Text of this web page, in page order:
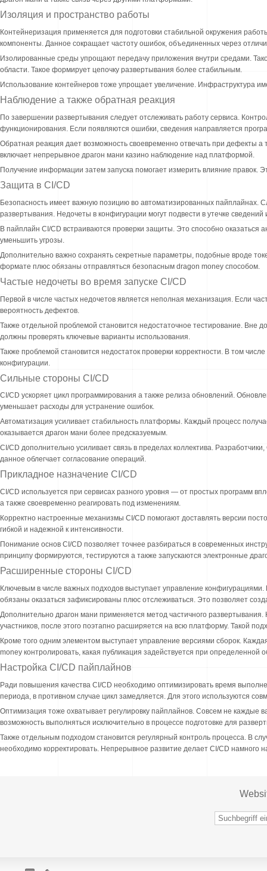
Изоляция и пространство работы
Контейнеризация применяется для подготовки стабильной окружения
компоненты. Данное сокращает частоту ошибок, объединенных через
Изолированные среды упрощают передачу приложения внутри средами.
области. Такое формирует цепочку развертывания более стабильным.
Использование контейнеров тоже упрощает увеличение. Инфраструктура
Наблюдение а также обратная реакция
По завершении развертывания следует отслеживать работу сервиса.
функционирования. Если появляются ошибки, сведения направляется
Обратная реакция дает возможность своевременно отвечать при дефекты
включает непрерывное драгон мани казино наблюдение над платформой.
Получение информации затем запуска помогает измерить влияние
Защита в CI/CD
Безопасность имеет важную позицию во автоматизированных пайплайнах.
развертывания. Недочеты в конфигурации могут подвести в утечке
В пайплайн CI/CD встраиваются проверки защиты. Это способно
уменьшить угрозы.
Дополнительно важно сохранять секретные параметры, подобные вроде
формате плюс обязаны отправляться безопасным dragon money способом.
Частые недочеты во время запуске CI/CD
Первой в числе частых недочетов является неполная механизация. Если
вероятность дефектов.
Также отдельной проблемой становится недостаточное тестирование. Вне
должны проверять ключевые варианты использования.
Также проблемой становится недостаток проверки корректности. В том
конфигурации.
Сильные стороны CI/CD
CI/CD ускоряет цикл программирования а также релиза обновлений.
уменьшает расходы для устранение ошибок.
Автоматизация усиливает стабильность платформы. Каждый процесс
оказывается драгон мани более предсказуемым.
CI/CD дополнительно усиливает связь в пределах коллектива.
данное облегчает согласование операций.
Прикладное назначение CI/CD
CI/CD используется при сервисах разного уровня — от простых программ
а также своевременно реагировать под изменениям.
Корректно настроенные механизмы CI/CD помогают доставлять версии
гибкой и надежной к интенсивности.
Понимание основ CI/CD позволяет точнее разбираться в современных
принципу формируются, тестируются а также запускаются электронные
Расширенные стороны CI/CD
Ключевым в числе важных подходов выступает управление
обязаны оказаться зафиксированы плюс отслеживаться. Это позволяет
Дополнительно драгон мани применяется метод частичного
участников, после этого поэтапно расширяется на всю платформу. Такой
Кроме того одним элементом выступает управление версиями сборок.
money контролировать, какая публикация задействуется при
Настройка CI/CD пайплайнов
Ради повышения качества CI/CD необходимо оптимизировать время
периода, в противном случае цикл замедляется. Для этого используются
Оптимизация тоже охватывает регулировку пайплайнов. Совсем не каждые
возможность выполняться исключительно в процессе подготовке для
Также отдельным подходом становится регулярный контроль процесса. В
необходимо корректировать. Непрерывное развитие делает CI/CD намного